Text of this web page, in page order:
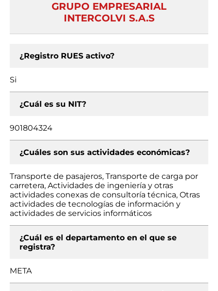
GRUPO EMPRESARIAL
INTERCOLVI S.A.S
¿Registro RUES activo?
Si
¿Cuál es su NIT?
901804324
¿Cuáles son sus actividades económicas?
Transporte de pasajeros, Transporte de carga por
carretera, Actividades de ingeniería y otras
actividades conexas de consultoría técnica, Otras
actividades de tecnologías de información y
actividades de servicios informáticos
¿Cuál es el departamento en el que se
registra?
META